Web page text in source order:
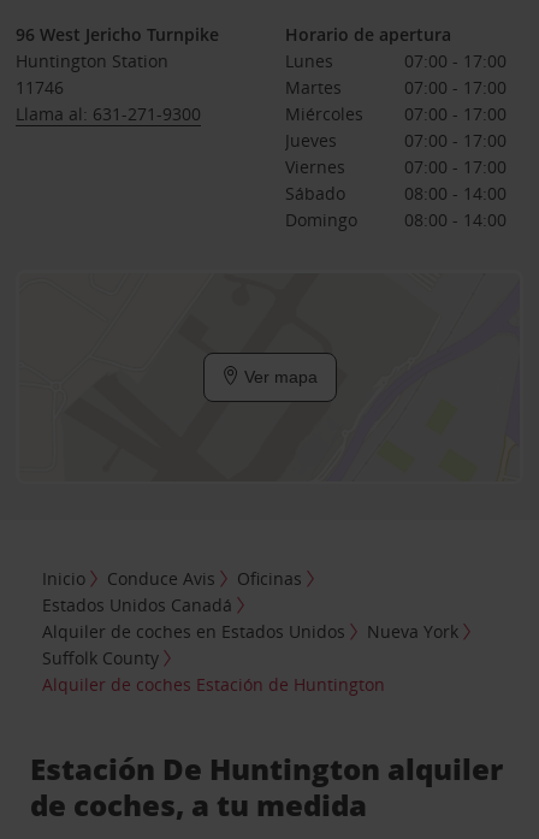
96 West Jericho Turnpike
Huntington Station
11746
Llama al: 631-271-9300
Horario de apertura
Lunes
07:00 - 17:00
Martes
07:00 - 17:00
Miércoles
07:00 - 17:00
Jueves
07:00 - 17:00
Viernes
07:00 - 17:00
Sábado
08:00 - 14:00
Domingo
08:00 - 14:00
Ver mapa
Inicio Conduce Avis
Oficinas
Estados Unidos Canadá
Alquiler de coches en Estados Unidos
Nueva York
Suffolk County
Alquiler de coches Estación de Huntington
Estación De Huntington alquiler
de coches, a tu medida